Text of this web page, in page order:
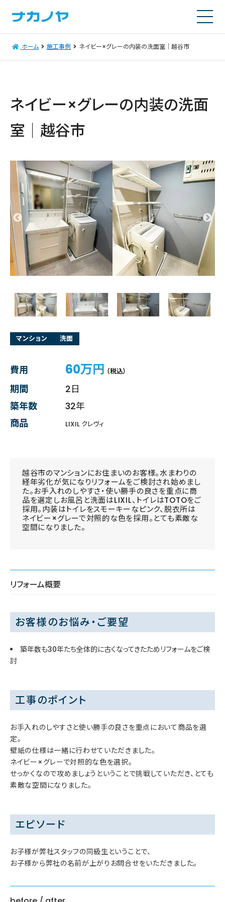
ホーム 施工事例 ネイビー×グレーの内装の洗面室｜越谷市
ネイビー×グレーの内装の洗面
室｜越谷市
マンション 洗面
費用 60万円 （税込）
期間
2日
築年数
32年
商品
LIXIL クレヴィ
越谷市のマンションにお住まいのお客様。水まわりの
経年劣化が気になりリフォームをご検討され始めまし
た。お手入れのしやすさ・使い勝手の良さを重点に商
品を選定しお風呂と洗面はLIXIL、トイレはTOTOをご
採用。内装はトイレをスモーキーなピンク、脱衣所は
ネイビー×グレーで対照的な色を採用。とても素敵な
空間になりました。
リフォーム概要
お客様のお悩み・ご要望
築年数も30年たち全体的に古くなってきたためリフォームをご検
討
工事のポイント
お手入れのしやすさと使い勝手の良さを重点において商品を選
定。
壁紙の仕様は一緒に行わせていただきました。
ネイビー×グレーで対照的な色を選択。
せっかくなので攻めましょうということで挑戦していただき、とても
素敵な空間になりました。
エピソード
お子様が弊社スタッフの同級生ということで、
お子様から弊社の名前が上がりお問合せをいただきました。